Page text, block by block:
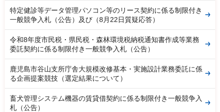
特定健診等データ管理パソコン等のリース契約に係る制限付き
一般競争入札（公告）及び（8月22日質疑応答）
令和8年度市民税・県民税・森林環境税納税通知書作成等業務
委託契約に係る制限付き一般競争入札（公告）
鹿児島市谷山支所庁舎大規模改修基本・実施設計業務委託に係
る企画提案競技（選定結果について）
畜犬管理システム機器の賃貸借契約に係る制限付き一般競争入
札（公告）